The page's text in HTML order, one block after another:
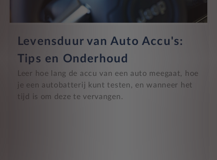
Levensduur van Auto Accu's:
Tips en Onderhoud
Leer hoe lang de accu van een auto meegaat, hoe
je een autobatterij kunt testen, en wanneer het
tijd is om deze te vervangen.